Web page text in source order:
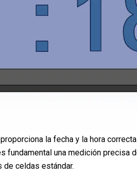
la fecha y la hora
una medición
celdas estándar.